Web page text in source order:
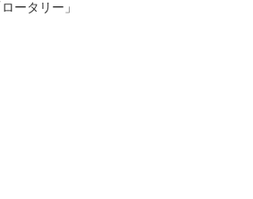
ータリー」